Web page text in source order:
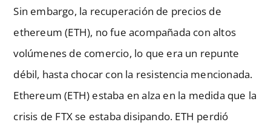
Sin embargo, la recuperación de precios de
ethereum (ETH), no fue acompañada con altos
volúmenes de comercio, lo que era un repunte
débil, hasta chocar con la resistencia mencionada.
Ethereum (ETH) estaba en alza en la medida que la
crisis de FTX se estaba disipando. ETH perdió